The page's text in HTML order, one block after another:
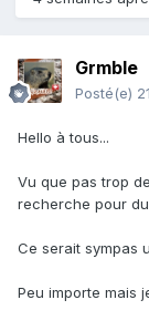
Grmble
Posté(e)
Hello à tous...
Vu que pas trop
recherche pour
Ce serait sympas
Peu importe mais